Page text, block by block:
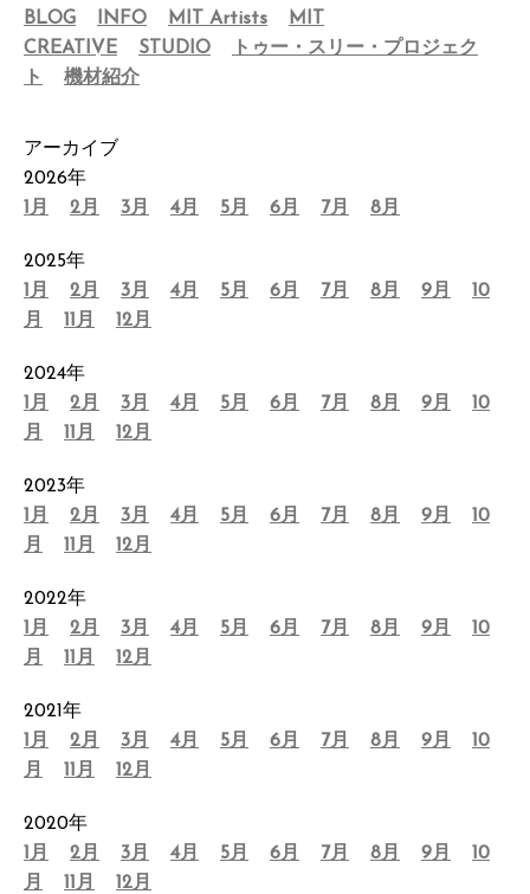
BLOG
INFO MIT Artists
MIT
CREATIVE
STUDIO
トゥー・スリー・プロジェク
ト
機材紹介
アーカイブ
2026年
1月
2月 3月 4月 5月 6月 7月 8月
2025年
1月
2月 3月 4月 5月 6月 7月 8月 9月
10
月
11月 12月
2024年
1月
2月 3月 4月 5月 6月 7月 8月 9月
10
月
11月 12月
2023年
1月
2月 3月 4月 5月 6月 7月 8月 9月
10
月
11月 12月
2022年
1月
2月 3月 4月 5月 6月 7月 8月 9月
10
月
11月 12月
2021年
1月
2月 3月 4月 5月 6月 7月 8月 9月
10
月
11月 12月
2020年
1月
2月 3月 4月 5月 6月 7月 8月 9月
10
月
11月 12月